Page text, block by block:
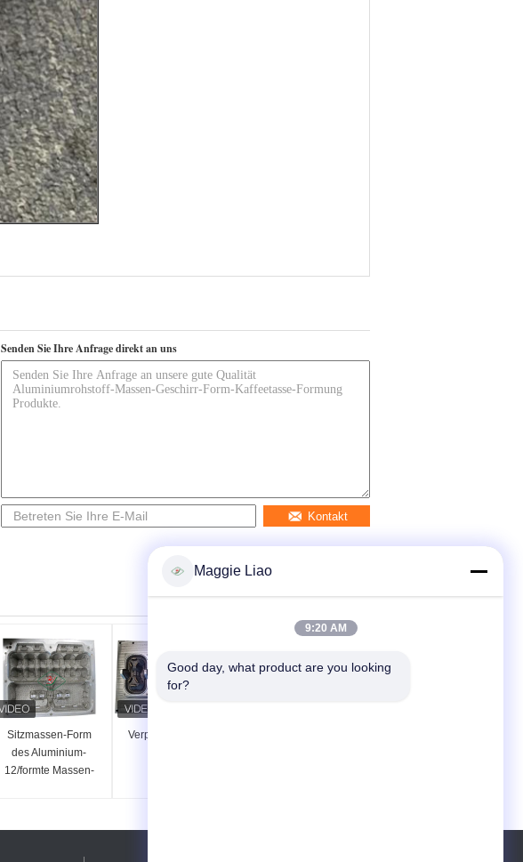
Senden Sie Ihre Anfrage direkt an uns
Kontakt
Sitzmassen-Form
des Aluminium-
12/formte Massen-
Verpackte Schalen-
Maggie Liao
9:20 AM
Good day, what product are you looking
for?